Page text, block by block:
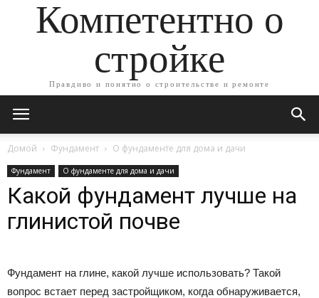
Компетентно о
стройке
Правдиво и понятно о строительстве и ремонте
Домой Фундамент О фундаменте для дома и дачи
Фундамент О фундаменте для дома и дачи
Какой фундамент лучше на
глинистой почве
Фундамент на глине, какой лучше использовать? Такой
вопрос встает перед застройщиком, когда обнаруживается,